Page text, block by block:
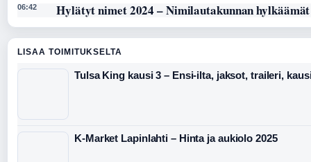
06:42 Hylätyt nimet 2024 – Nimilautakunnan
LISAA TOIMITUKSELTA
Tulsa King kausi 3 – Ensi-ilta, jaksot, traileri,
K-Market Lapinlahti – Hinta ja aukiolo 2025